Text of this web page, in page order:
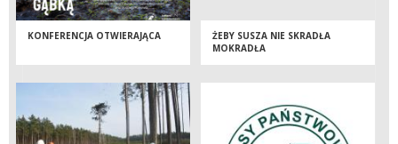
KONFERENCJA OTWIERAJĄCA
ŻEBY SUSZA NIE SKRADŁA
MOKRADŁA